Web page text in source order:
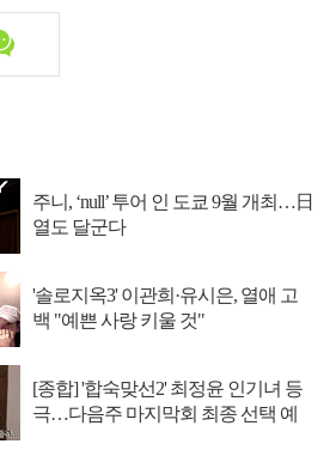
주니, ‘null’ 투어 인 도쿄 9월 개최…日
열도 달군다
'솔로지옥3' 이관희·유시은, 열애 고
백 "예쁜 사랑 키울 것"
[종합] '합숙맞선2' 최정윤 인기녀 등
극…다음주 마지막회 최종 선택 예